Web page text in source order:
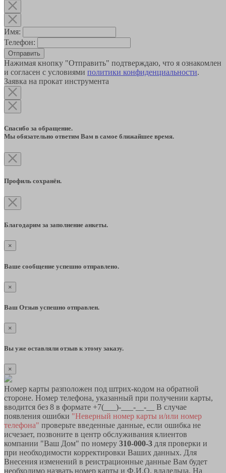
Имя:
Телефон:
Отправить
Нажимая кнопку "Отправить" подтверждаю, что я ознакомлен
и согласен с условиями политики конфиденциальности.
Заявка на прокат инструмента
Спасибо за обращение.
Мы обязательно ответим Вам в самое ближайшее время.
Профиль сохранён.
Благодарим за заполнение анкеты.
×
Ваше сообщение успешно отправлено.
×
Ваш Отзыв успешно отправлен.
×
Вы уже оставляли отзыв к этому заказу.
×
Номер карты разположен под штрих-кодом на обратной
стороне. Номер телефона, указанный при получении карты,
вводится без 8 в формате +7(___)-___-__-__ В случае
появления ошибки "Неверный номер карты и/или номер
телефона" проверьте введенные данные, если ошибка не
исчезает, позвоните в центр обслуживания клиентов
компании "Ваш Дом" по номеру 310-000-3 для проверки и
при необходимости корректировки Ваших данных. Для
Внесения изменений в реистрационные данные Вам будет
необходимо назвать номер карты и Ф.И.О. владельца. На